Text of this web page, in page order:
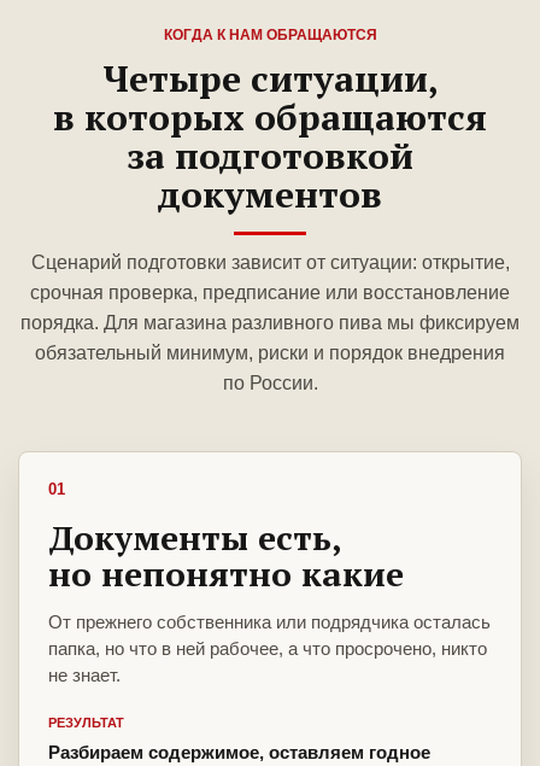
КОГДА К НАМ ОБРАЩАЮТСЯ
Четыре ситуации,
в которых обращаются
за подготовкой
документов
Сценарий подготовки зависит от ситуации: открытие,
срочная проверка, предписание или восстановление
порядка. Для магазина разливного пива мы фиксируем
обязательный минимум, риски и порядок внедрения
по России.
01
Документы есть,
но непонятно какие
От прежнего собственника или подрядчика осталась
папка, но что в ней рабочее, а что просрочено, никто
не знает.
РЕЗУЛЬТАТ
Разбираем содержимое, оставляем годное